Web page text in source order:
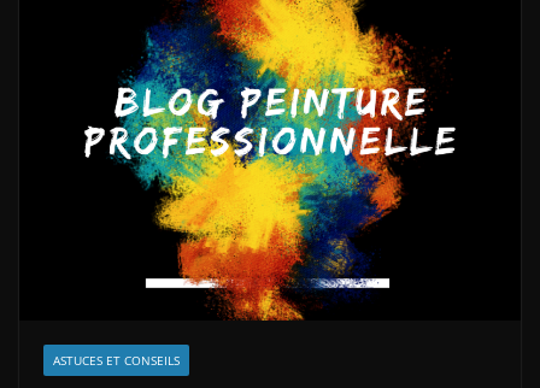
ASTUCES ET CONSEILS